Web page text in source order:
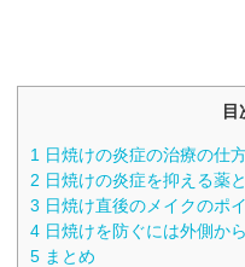
目
1 日焼けの炎症の治療の仕
2 日焼けの炎症を抑える薬
3 日焼け直後のメイクのポ
4 日焼けを防ぐには外側か
5 まとめ